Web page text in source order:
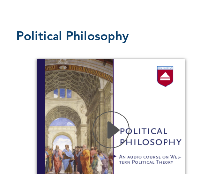
Political Philosophy